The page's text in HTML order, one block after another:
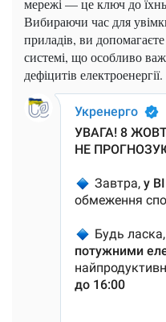
мережі — це ключ до
Вибираючи час для
приладів, ви
системі, що особливо
дефіцитів електроенергії.